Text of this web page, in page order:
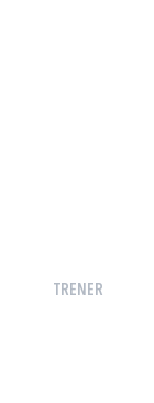
TRENER